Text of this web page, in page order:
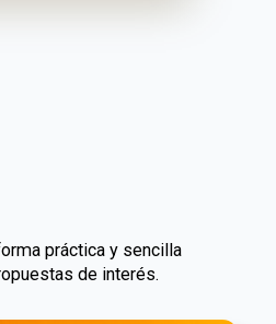
práctica y sencilla
de interés.